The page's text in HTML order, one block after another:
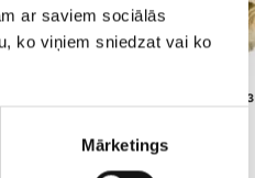
ar saviem sociālās
ko viņiem sniedzat vai ko
Mārketings
Букет из белых роз
EUR 33.00